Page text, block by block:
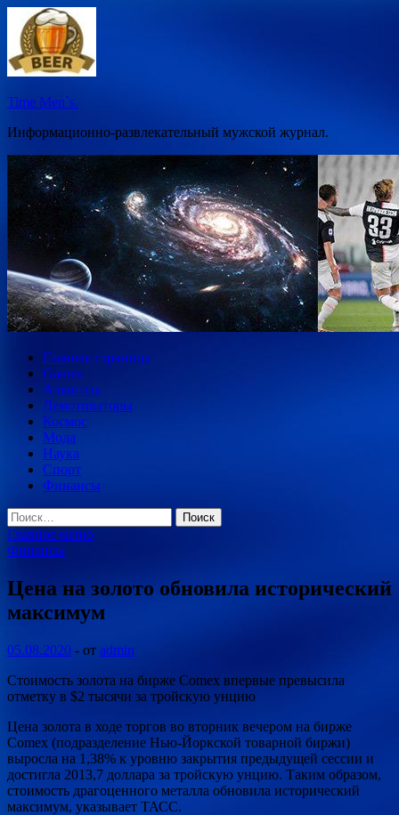
Перейти
содержимому
Time Men`s.
Информационно-развлекательный мужской журнал.
Главная страница
Games
Алкоголь
Демотиваторы
Космос
Мода
Наука
Спорт
Финансы
Найти:
Главное меню
Финансы
Цена на золото обновила исторический
максимум
05.08.2020 - от admin
Стоимость золота на бирже Comex впервые превысила
отметку в $2 тысячи за тройскую унцию
Цена золота в ходе торгов во вторник вечером на бирже
Comex (подразделение Нью-Йоркской товарной биржи)
выросла на 1,38% к уровню закрытия предыдущей сессии и
достигла 2013,7 доллара за тройскую унцию. Таким образом,
стоимость драгоценного металла обновила исторический
максимум, указывает ТАСС.